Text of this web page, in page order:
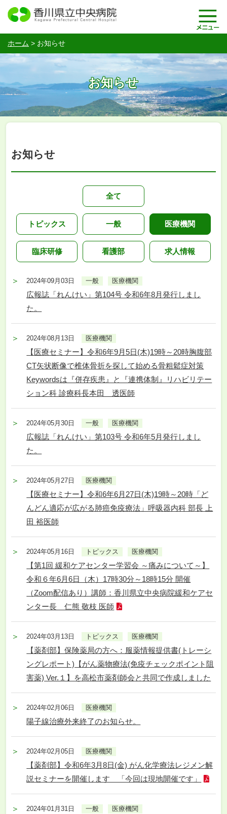
ホーム > お知らせ
お知らせ
お知らせ
全て
トピックス 一般 医療機関
臨床研修 看護部 求人情報
2024年09月03日 一般 医療機関
広報誌「れんけい」第104号 令和6年8月発行しまし
た。
2024年08月13日 医療機関
【医療セミナー】令和6年9月5日(木)19時～20時胸腹部
CT⽮状断像で椎体⾻折を探して始める⾻粗鬆症対策
Keywordsは『併存疾患』と『連携体制』リハビリテー
ション科 診療科⻑本⽥ 透医師
2024年05月30日 一般 医療機関
広報誌「れんけい」第103号 令和6年5月発行しまし
た。
2024年05月27日 医療機関
【医療セミナー】令和6年6月27日(木)19時～20時「ど
んどん適応が広がる肺癌免疫療法」呼吸器内科 部長 上
田 裕医師
2024年05月16日 トピックス 医療機関
【第1回 緩和ケアセンター学習会 ～痛みについて～】
令和６年6月6日（木）17時30分～18時15分 開催
（Zoom配信あり）講師：香川県立中央病院緩和ケアセ
ンター長 仁熊 敬枝 医師
2024年03月13日 トピックス 医療機関
【薬剤部】保険薬局の方へ：服薬情報提供書(トレーシ
ングレポート)【がん薬物療法(免疫チェックポイント阻
害薬) Ver.１】を高松市薬剤師会と共同で作成しました
2024年02月06日 医療機関
陽子線治療外来終了のお知らせ。
2024年02月05日 医療機関
【薬剤部】令和6年3月8日(金) がん化学療法レジメン解
説セミナーを開催します 「今回は現地開催です」
2024年01月31日 一般 医療機関